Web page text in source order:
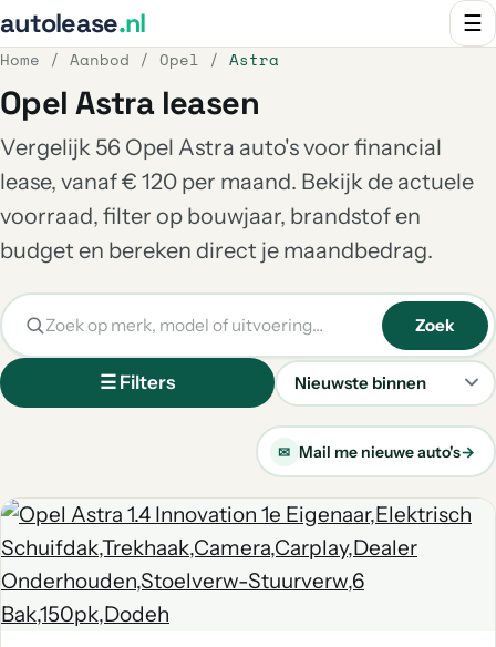
autolease.nl ☰
Home / Aanbod / Opel / Astra
Opel Astra leasen
Vergelijk 56 Opel Astra auto's voor financial
lease, vanaf € 120 per maand. Bekijk de actuele
voorraad, filter op bouwjaar, brandstof en
budget en bereken direct je maandbedrag.
☰ Filters
Sorteren
Zoek
✉ Mail me nieuwe auto's→